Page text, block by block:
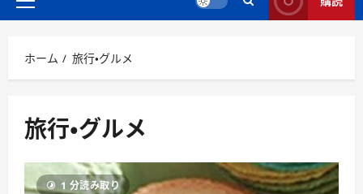
ッ
メ
メ
ニ
ー
ホーム 旅行・グルメ
旅行・グルメ
1 分読み取り